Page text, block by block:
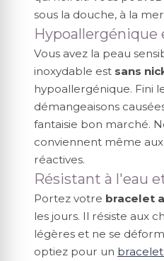
sous la douche, à la
Hypoallergénique
Vous avez la peau
inoxydable est sans
hypoallergénique. Fini
démangeaisons
fantaisie bon marché.
conviennent même
réactives.
Résistant à l'eau
Portez votre bracelet
les jours. Il résiste aux
légères et ne se
optiez pour un